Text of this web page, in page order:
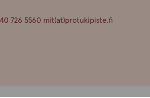
726 5560 mit(at)protukipiste.fi